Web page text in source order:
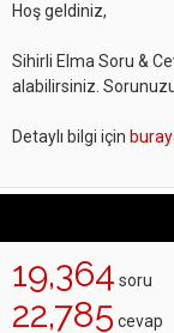
Hoş geldiniz,
Sihirli Elma Soru &
alabilirsiniz.
Detaylı bilgi için
19,364 soru
22,785 cevap